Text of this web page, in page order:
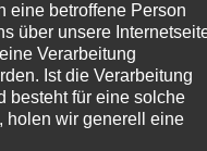
eine betroffene Person
über unsere
Verarbeitung
Ist die Verarbeitung
besteht für eine solche
holen wir generell eine